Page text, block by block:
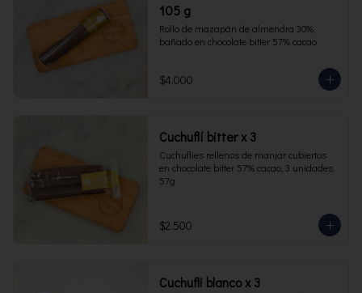
105 g
Rollo de mazapán de almendra 30%,
bañado en chocolate bitter 57% cacao
$4.000
Cuchuflí bitter x 3
Cuchuflies rellenos de manjar cubiertos
en chocolate bitter 57% cacao, 3 unidades,
57g.
$2.500
Cuchufli blanco x 3